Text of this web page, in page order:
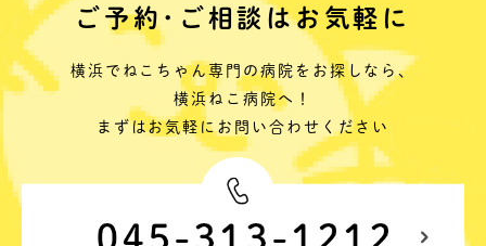
ご予約･ご相談はお気軽に
横浜でねこちゃん専門の病院をお探しなら、
横浜ねこ病院へ！
まずはお気軽にお問い合わせください